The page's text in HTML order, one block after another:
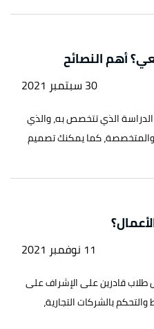
أهم النصائح
30 سبتمبر 2021
الذي تتخصص به، والذي
والمتخصصة، كما يمكنك تصميم
11 نوفمبر 2021
قادرين على الإشراف على
بالشركات التجارية،